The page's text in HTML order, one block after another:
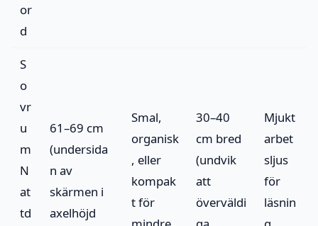
or
d
S
o
vr
u
m
N
at
td
61–69 cm
(undersida
n av
skärmen i
axelhöjd
Smal,
organisk
, eller
kompak
t för
30–40
cm bred
(undvik
att
överväldi
Mjukt
arbet
sljus
för
läsnin